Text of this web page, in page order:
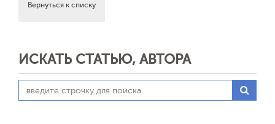
Вернуться к списку
ИСКАТЬ СТАТЬЮ, АВТОРА